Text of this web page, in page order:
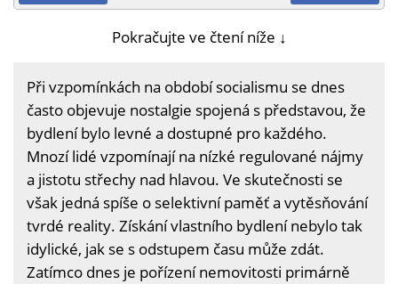
Pokračujte ve čtení níže ↓
Při vzpomínkách na období socialismu se dnes
často objevuje nostalgie spojená s představou, že
bydlení bylo levné a dostupné pro každého.
Mnozí lidé vzpomínají na nízké regulované nájmy
a jistotu střechy nad hlavou. Ve skutečnosti se
však jedná spíše o selektivní paměť a vytěsňování
tvrdé reality. Získání vlastního bydlení nebylo tak
idylické, jak se s odstupem času může zdát.
Zatímco dnes je pořízení nemovitosti primárně